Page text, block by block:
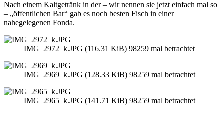
Nach einem Kaltgetränk in der – wir nennen sie jetzt einfach mal so
– „öffentlichen Bar“ gab es noch besten Fisch in einer
nahegelegenen Fonda.
IMG_2972_k.JPG (116.31 KiB) 98259 mal betrachtet
IMG_2969_k.JPG (128.33 KiB) 98259 mal betrachtet
IMG_2965_k.JPG (141.71 KiB) 98259 mal betrachtet